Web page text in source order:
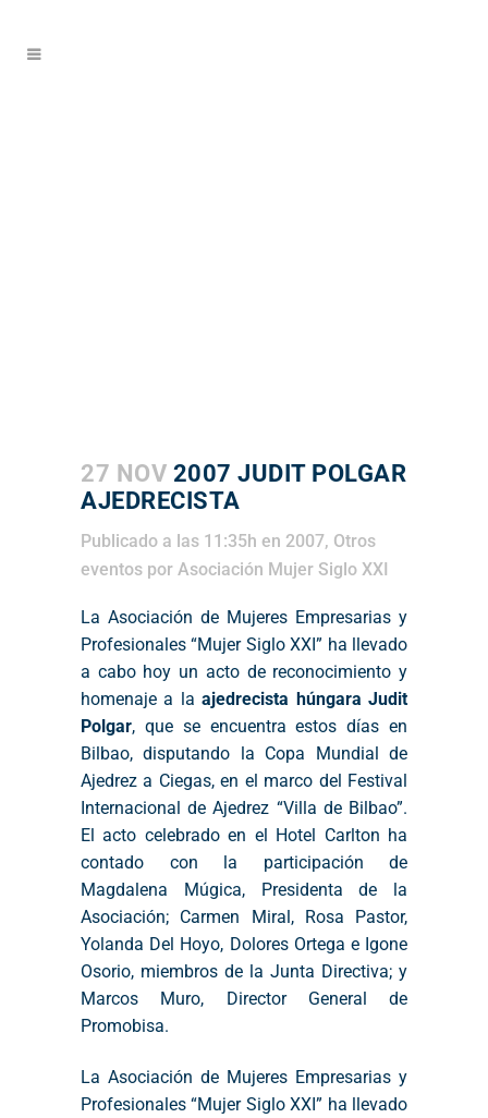
27 NOV 2007 JUDIT POLGAR
AJEDRECISTA
Publicado a las 11:35h en 2007, Otros
eventos por Asociación Mujer Siglo XXI
La Asociación de Mujeres Empresarias y
Profesionales “Mujer Siglo XXI” ha llevado
a cabo hoy un acto de reconocimiento y
homenaje a laajedrecista húngara Judit
Polgar, que se encuentra estos días en
Bilbao, disputando la Copa Mundial de
Ajedrez a Ciegas, en el marco del Festival
Internacional de Ajedrez “Villa de Bilbao”.
El acto celebrado en el Hotel Carlton ha
contado con la participación de
Magdalena Múgica, Presidenta de la
Asociación; Carmen Miral, Rosa Pastor,
Yolanda Del Hoyo, Dolores Ortega e Igone
Osorio, miembros de la Junta Directiva; y
Marcos Muro, Director General de
Promobisa.
La Asociación de Mujeres Empresarias y
Profesionales “Mujer Siglo XXI” ha llevado